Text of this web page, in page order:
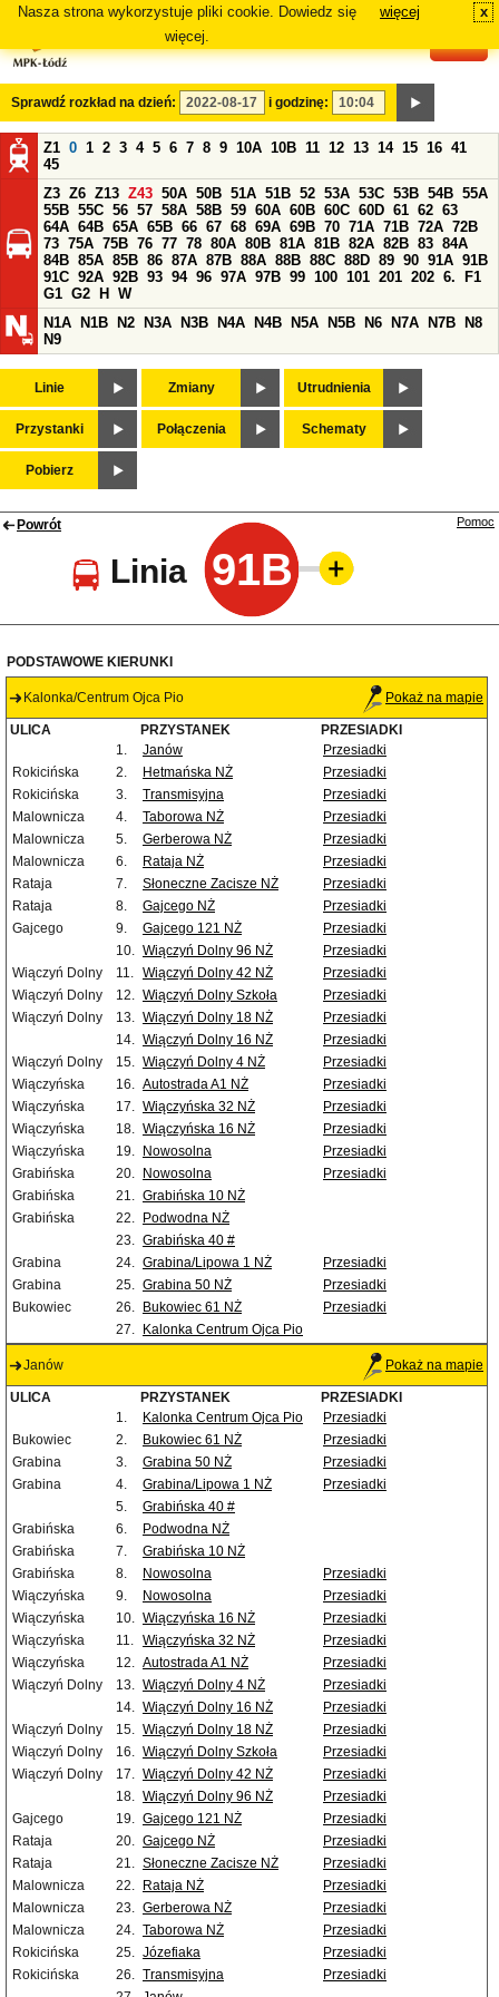
Nasza strona wykorzystuje pliki cookie. Dowiedz się
więcej.
więcej x
Sprawdź rozkład na dzień: i godzinę:
Z1 0 1 2 3 4 5 6 7 8 9 10A 10B 11 12 13 14 15 16 41
45
Z3 Z6 Z13 Z43 50A 50B 51A 51B 52 53A 53C 53B 54B 55A
55B 55C 56 57 58A 58B 59 60A 60B 60C 60D 61 62 63
64A 64B 65A 65B 66 67 68 69A 69B 70 71A 71B 72A 72B
73 75A 75B 76 77 78 80A 80B 81A 81B 82A 82B 83 84A
84B 85A 85B 86 87A 87B 88A 88B 88C 88D 89 90 91A 91B
91C 92A 92B 93 94 96 97A 97B 99 100 101 201 202 6.
F1
G1 G2 H
W
N1A
N1B N2 N3A N3B N4A N4B N5A N5B N6 N7A N7B
N8
N9
Linie Zmiany Utrudnienia
Przystanki Połączenia Schematy
Pobierz
Powrót
Linia 91B
Pomoc
PODSTAWOWE KIERUNKI
Kalonka/Centrum Ojca Pio Pokaż na mapie
ULICA PRZYSTANEK
PRZESIADKI
1.
Janów
Przesiadki
Rokicińska
2. Hetmańska NŻ
Przesiadki
Rokicińska
3. Transmisyjna
Przesiadki
Malownicza
4. Taborowa NŻ
Przesiadki
Malownicza
5. Gerberowa NŻ
Przesiadki
Malownicza
6. Rataja NŻ
Przesiadki
Rataja
7. Słoneczne Zacisze NŻ
Przesiadki
Rataja
8. Gajcego NŻ
Przesiadki
Gajcego
9. Gajcego 121 NŻ
Przesiadki
10. Wiączyń Dolny 96 NŻ
Przesiadki
Wiączyń Dolny
11. Wiączyń Dolny 42 NŻ
Przesiadki
Wiączyń Dolny
12. Wiączyń Dolny Szkoła
Przesiadki
Wiączyń Dolny
13. Wiączyń Dolny 18 NŻ
Przesiadki
14. Wiączyń Dolny 16 NŻ
Przesiadki
Wiączyń Dolny
15. Wiączyń Dolny 4 NŻ
Przesiadki
Wiączyńska
16. Autostrada A1 NŻ
Przesiadki
Wiączyńska
17. Wiączyńska 32 NŻ
Przesiadki
Wiączyńska
18. Wiączyńska 16 NŻ
Przesiadki
Wiączyńska
19. Nowosolna
Przesiadki
Grabińska
20. Nowosolna
Przesiadki
Grabińska
21. Grabińska 10 NŻ
Grabińska
22.
Podwodna NŻ
23. Grabińska 40 #
Grabina
24. Grabina/Lipowa 1 NŻ
Przesiadki
Grabina
25. Grabina 50 NŻ
Przesiadki
Bukowiec
26. Bukowiec 61 NŻ
Przesiadki
27.
Kalonka Centrum Ojca Pio
Janów Pokaż na mapie
ULICA PRZYSTANEK
PRZESIADKI
1.
Kalonka Centrum Ojca Pio
Przesiadki
Bukowiec
2. Bukowiec 61 NŻ
Przesiadki
Grabina
3. Grabina 50 NŻ
Przesiadki
Grabina
4. Grabina/Lipowa 1 NŻ
Przesiadki
5.
Grabińska 40 #
Grabińska
6.
Podwodna NŻ
Grabińska
7.
Grabińska 10 NŻ
Grabińska
8. Nowosolna
Przesiadki
Wiączyńska
9. Nowosolna
Przesiadki
Wiączyńska
10. Wiączyńska 16 NŻ
Przesiadki
Wiączyńska
11. Wiączyńska 32 NŻ
Przesiadki
Wiączyńska
12. Autostrada A1 NŻ
Przesiadki
Wiączyń Dolny
13. Wiączyń Dolny 4 NŻ
Przesiadki
14. Wiączyń Dolny 16 NŻ
Przesiadki
Wiączyń Dolny
15. Wiączyń Dolny 18 NŻ
Przesiadki
Wiączyń Dolny
16. Wiączyń Dolny Szkoła
Przesiadki
Wiączyń Dolny
17. Wiączyń Dolny 42 NŻ
Przesiadki
18. Wiączyń Dolny 96 NŻ
Przesiadki
Gajcego
19. Gajcego 121 NŻ
Przesiadki
Rataja
20. Gajcego NŻ
Przesiadki
Rataja
21. Słoneczne Zacisze NŻ
Przesiadki
Malownicza
22. Rataja NŻ
Przesiadki
Malownicza
23. Gerberowa NŻ
Przesiadki
Malownicza
24. Taborowa NŻ
Przesiadki
Rokicińska
25. Józefiaka
Przesiadki
Rokicińska
26. Transmisyjna
Przesiadki